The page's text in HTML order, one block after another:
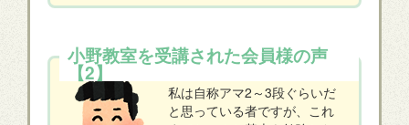
小野教室を受講された会員様の声
【2】
私は自称アマ2～3段ぐらいだ
と思っている者ですが、これ